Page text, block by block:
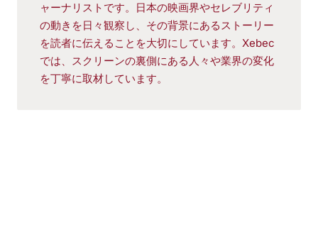
ャーナリストです。日本の映画界やセレブリティ
の動きを日々観察し、その背景にあるストーリー
を読者に伝えることを大切にしています。Xebec
では、スクリーンの裏側にある人々や業界の変化
を丁寧に取材しています。